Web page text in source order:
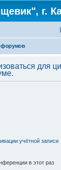
г.
форумов
для
учётной записи
в этот раз